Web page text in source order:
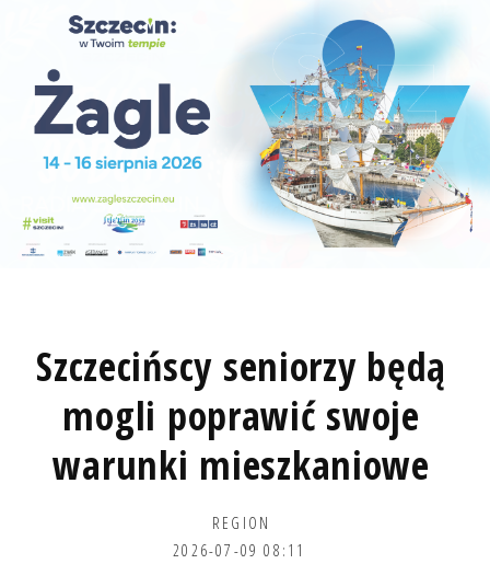
Szczecińscy seniorzy będą
mogli poprawić swoje
warunki mieszkaniowe
REGION
2026-07-09 08:11